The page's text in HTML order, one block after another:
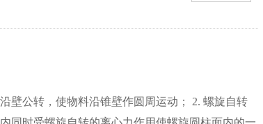
壁公转，使物料沿锥壁作圆周运动； 2. 螺旋自转